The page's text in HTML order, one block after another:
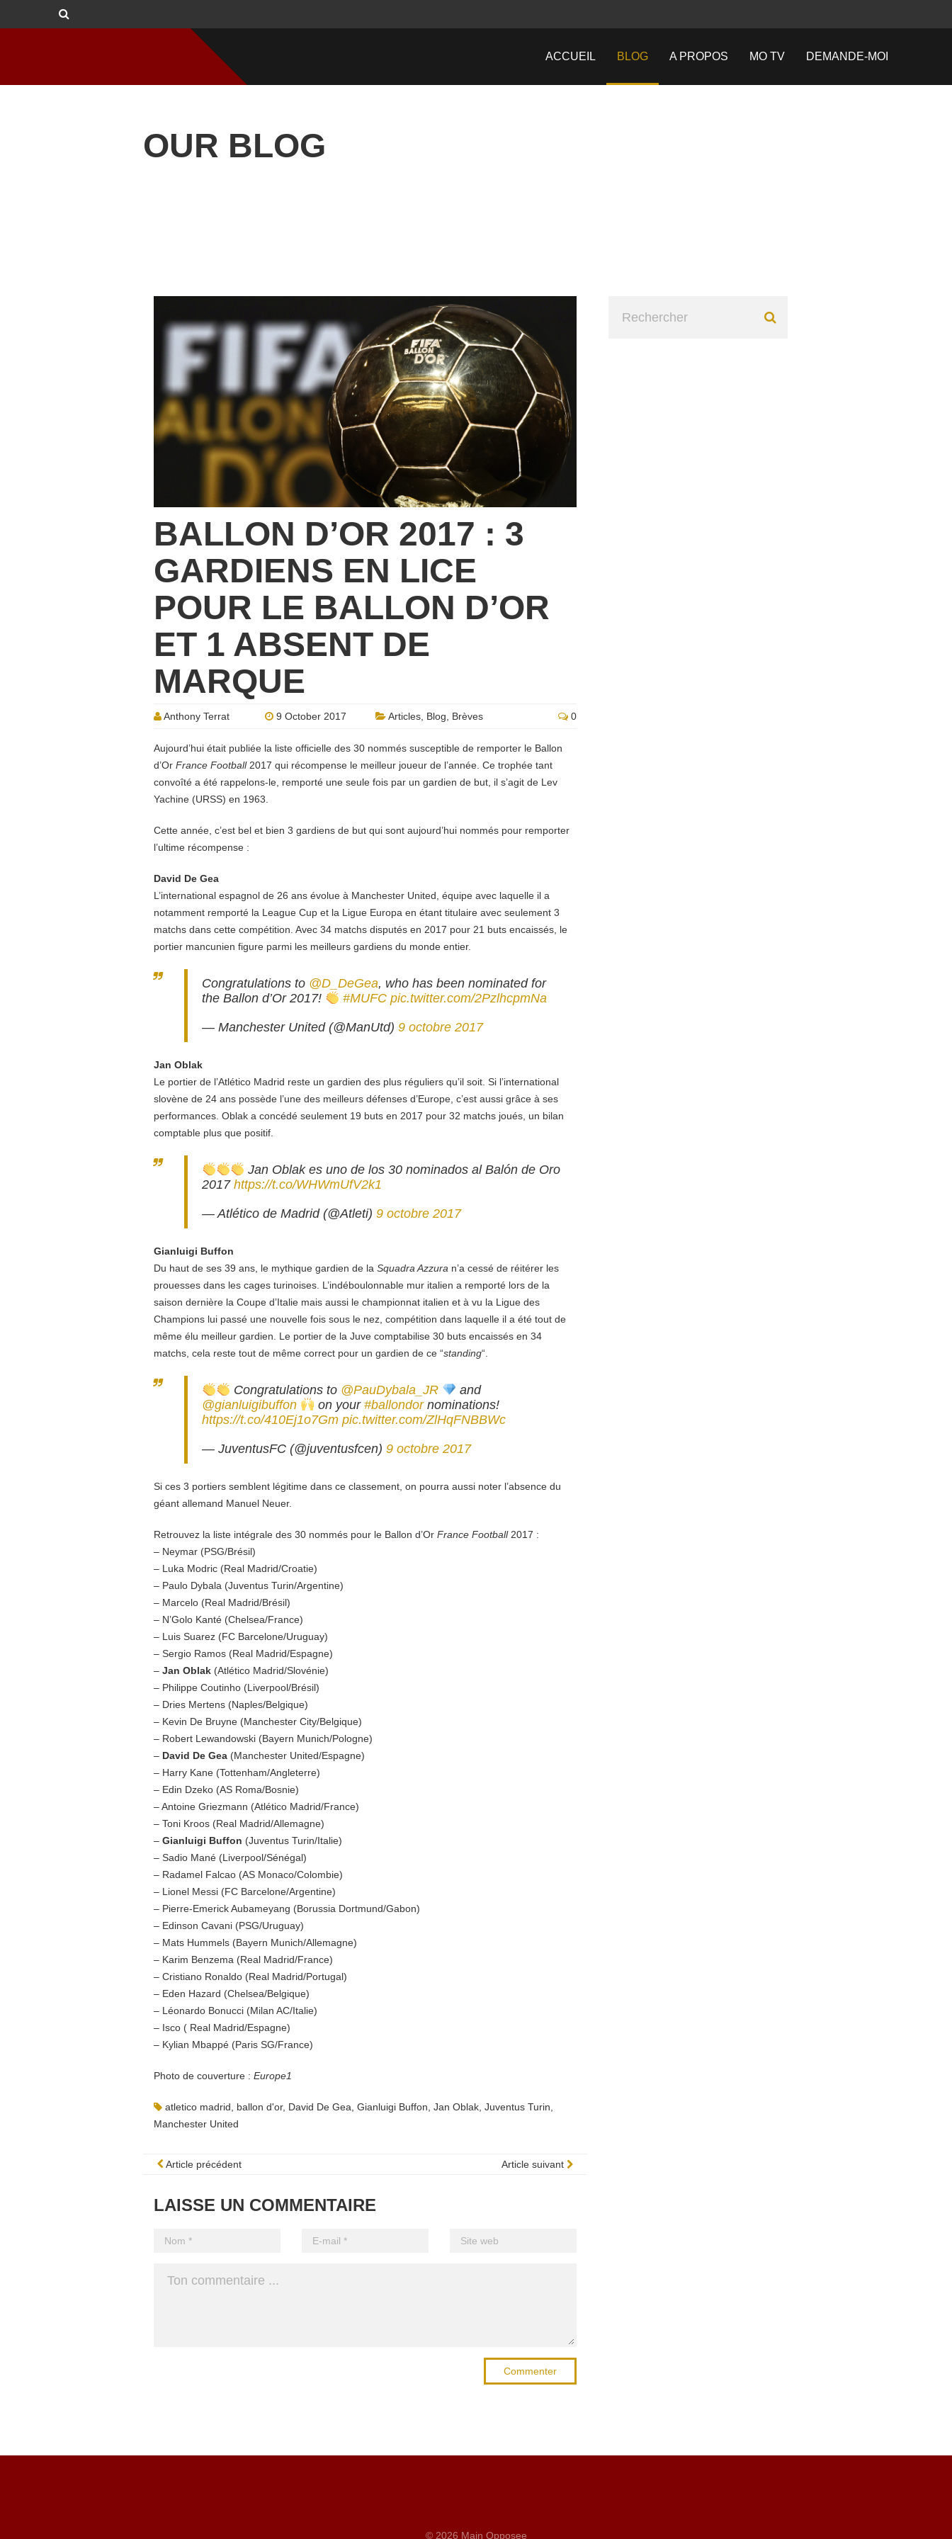
ACCUEIL BLOG A PROPOS MO TV DEMANDE-MOI
OUR BLOG
BALLON D’OR 2017 : 3
GARDIENS EN LICE
POUR LE BALLON D’OR
ET 1 ABSENT DE
MARQUE
Anthony Terrat 9 October 2017 Articles Blog Brèves 0
Aujourd’hui était publiée la liste officielle des 30 nommés susceptible de remporter le Ballon
d’Or France Football2017 qui récompense le meilleur joueur de l’année. Ce trophée tant
convoîté a été rappelons-le, remporté une seule fois par un gardien de but, il s’agit de Lev
Yachine (URSS) en 1963.
Cette année, c’est bel et bien 3 gardiens de but qui sont aujourd’hui nommés pour remporter
l’ultime récompense :
David De Gea
L’international espagnol de 26 ans évolue à Manchester United, équipe avec laquelle il a
notamment remporté la League Cup et la Ligue Europa en étant titulaire avec seulement 3
matchs dans cette compétition. Avec 34 matchs disputés en 2017 pour 21 buts encaissés, le
portier mancunien figure parmi les meilleurs gardiens du monde entier.
Congratulations to @D_DeGea, who has been nominated for
the Ballon d’Or 2017!
#MUFC pic.twitter.com/2PzlhcpmNa
— Manchester United (@ManUtd) 9 octobre 2017
Jan Oblak
Le portier de l’Atlético Madrid reste un gardien des plus réguliers qu’il soit. Si l’international
slovène de 24 ans possède l’une des meilleurs défenses d’Europe, c’est aussi grâce à ses
performances. Oblak a concédé seulement 19 buts en 2017 pour 32 matchs joués, un bilan
comptable plus que positif.
Jan Oblak es uno de los 30 nominados al Balón de Oro
2017 https://t.co/WHWmUfV2k1
— Atlético de Madrid (@Atleti) 9 octobre 2017
Gianluigi Buffon
Du haut de ses 39 ans, le mythique gardien de la Squadra Azzura n’a cessé de réitérer les
prouesses dans les cages turinoises. L’indéboulonnable mur italien a remporté lors de la
saison dernière la Coupe d’Italie mais aussi le championnat italien et à vu la Ligue des
Champions lui passé une nouvelle fois sous le nez, compétition dans laquelle il a été tout de
même élu meilleur gardien. Le portier de la Juve comptabilise 30 buts encaissés en 34
matchs, cela reste tout de même correct pour un gardien de ce “standing“.
Congratulations to @PauDybala_JR
and
@gianluigibuffon
on your #ballondornominations!
https://t.co/410Ej1o7Gm pic.twitter.com/ZlHqFNBBWc
— JuventusFC (@juventusfcen) 9 octobre 2017
Si ces 3 portiers semblent légitime dans ce classement, on pourra aussi noter l’absence du
géant allemand Manuel Neuer.
Retrouvez la liste intégrale des 30 nommés pour le Ballon d’Or France Football2017 :
– Neymar (PSG/Brésil)
– Luka Modric (Real Madrid/Croatie)
– Paulo Dybala (Juventus Turin/Argentine)
– Marcelo (Real Madrid/Brésil)
– N’Golo Kanté (Chelsea/France)
– Luis Suarez (FC Barcelone/Uruguay)
– Sergio Ramos (Real Madrid/Espagne)
– Jan Oblak (Atlético Madrid/Slovénie)
– Philippe Coutinho (Liverpool/Brésil)
– Dries Mertens (Naples/Belgique)
– Kevin De Bruyne (Manchester City/Belgique)
– Robert Lewandowski (Bayern Munich/Pologne)
– David De Gea (Manchester United/Espagne)
– Harry Kane (Tottenham/Angleterre)
– Edin Dzeko (AS Roma/Bosnie)
– Antoine Griezmann (Atlético Madrid/France)
– Toni Kroos (Real Madrid/Allemagne)
– Gianluigi Buffon (Juventus Turin/Italie)
– Sadio Mané (Liverpool/Sénégal)
– Radamel Falcao (AS Monaco/Colombie)
– Lionel Messi (FC Barcelone/Argentine)
– Pierre-Emerick Aubameyang (Borussia Dortmund/Gabon)
– Edinson Cavani (PSG/Uruguay)
– Mats Hummels (Bayern Munich/Allemagne)
– Karim Benzema (Real Madrid/France)
– Cristiano Ronaldo (Real Madrid/Portugal)
– Eden Hazard (Chelsea/Belgique)
– Léonardo Bonucci (Milan AC/Italie)
– Isco ( Real Madrid/Espagne)
– Kylian Mbappé (Paris SG/France)
Photo de couverture : Europe1
atletico madrid ballon d'or, David De Gea Gianluigi Buffon Jan Oblak Juventus Turin
Manchester United
Article précédent Article suivant
LAISSE UN COMMENTAIRE
Commenter
© 2026 Main Opposee